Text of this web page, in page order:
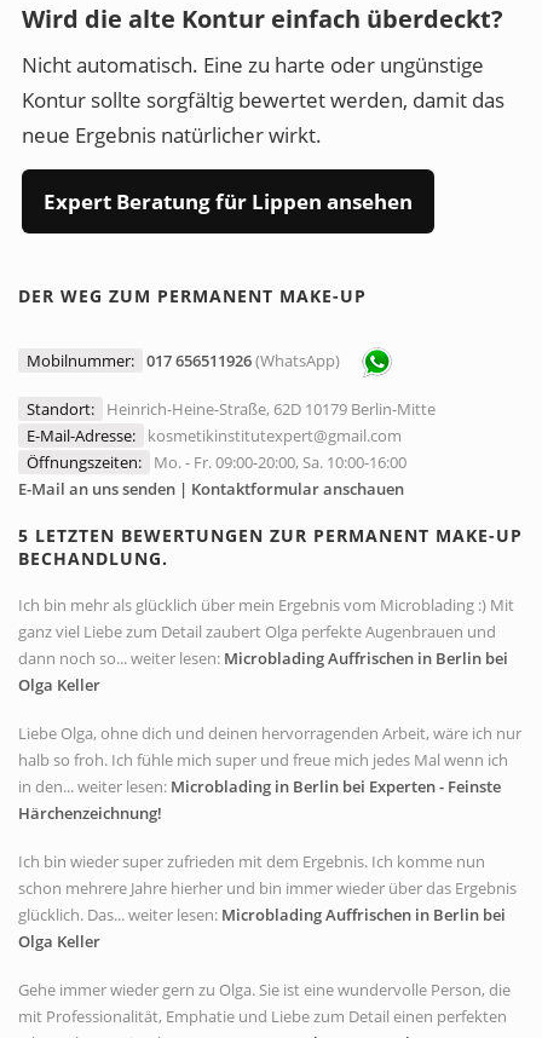
Wird die alte Kontur einfach überdeckt?
Nicht automatisch. Eine zu harte oder ungünstige
Kontur sollte sorgfältig bewertet werden, damit das
neue Ergebnis natürlicher wirkt.
Expert Beratung für Lippen ansehen
DER WEG ZUM PERMANENT MAKE-UP
Mobilnummer: 017 656511926(WhatsApp)
Standort:
Heinrich-Heine-Straße, 62D 10179 Berlin-Mitte
E-Mail-Adresse:
kosmetikinstitutexpert@gmail.com
Öffnungszeiten:
Mo. - Fr. 09:00-20:00, Sa. 10:00-16:00
E-Mail an uns senden | Kontaktformular anschauen
5 LETZTEN BEWERTUNGEN ZUR PERMANENT MAKE-UP
BECHANDLUNG.
Ich bin mehr als glücklich über mein Ergebnis vom Microblading :) Mit
ganz viel Liebe zum Detail zaubert Olga perfekte Augenbrauen und
dann noch so... weiter lesen: Microblading Auffrischen in Berlin bei
Olga Keller
Liebe Olga, ohne dich und deinen hervorragenden Arbeit, wäre ich nur
halb so froh. Ich fühle mich super und freue mich jedes Mal wenn ich
in den... weiter lesen: Microblading in Berlin bei Experten - Feinste
Härchenzeichnung!
Ich bin wieder super zufrieden mit dem Ergebnis. Ich komme nun
schon mehrere Jahre hierher und bin immer wieder über das Ergebnis
glücklich. Das... weiter lesen: Microblading Auffrischen in Berlin bei
Olga Keller
Gehe immer wieder gern zu Olga. Sie ist eine wundervolle Person, die
mit Professionalität, Emphatie und Liebe zum Detail einen perfekten